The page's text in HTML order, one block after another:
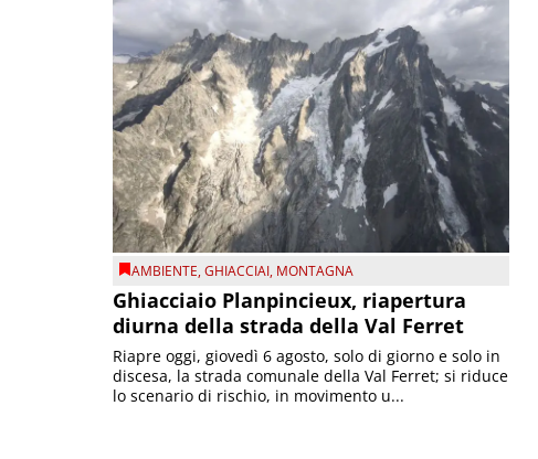
AMBIENTE,GHIACCIAI, MONTAGNA
Ghiacciaio Planpincieux, riapertura
diurna della strada della Val Ferret
Riapre oggi, giovedì 6 agosto, solo di giorno e solo in
discesa, la strada comunale della Val Ferret; si riduce
lo scenario di rischio, in movimento u...